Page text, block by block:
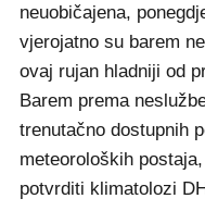
neuobičajena,
vjerojatno su barem
ovaj rujan hladniji od
Barem prema
trenutačno dostupnih
meteoroloških
potvrditi klimatolozi